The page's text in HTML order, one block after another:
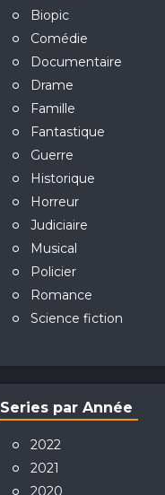
Biopic
Comédie
Documentaire
Drame
Famille
Fantastique
Guerre
Historique
Horreur
Judiciaire
Musical
Policier
Romance
Science fiction
Series par Année
2022
2021
2020